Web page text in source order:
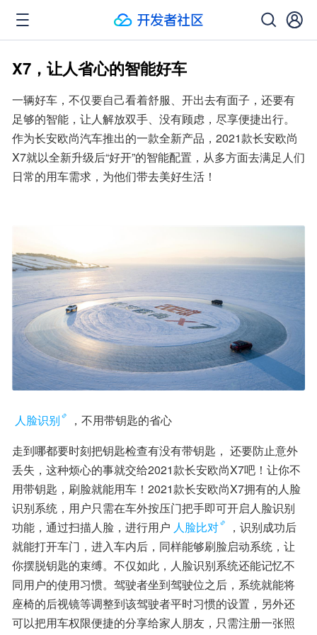
X7，让人省心的智能好车
一辆好车，不仅要自己看着舒服、开出去有面子，还要有
足够的智能，让人解放双手、没有顾虑，尽享便捷出行。
作为长安欧尚汽车推出的一款全新产品，2021款长安欧尚
X7就以全新升级后“好开”的智能配置，从多方面去满足人们
日常的用车需求，为他们带去美好生活！
人脸识别
，不用带钥匙的省心
走到哪都要时刻把钥匙检查有没有带钥匙， 还要防止意外
丢失，这种烦心的事就交给2021款长安欧尚X7吧！让你不
用带钥匙，刷脸就能用车！2021款长安欧尚X7拥有的人脸
识别系统，用户只需在车外按压门把手即可开启人脸识别
功能，通过扫描人脸，进行用户 人脸比对
，识别成功后
就能打开车门，进入车内后，同样能够刷脸启动系统，让
你摆脱钥匙的束缚。不仅如此，人脸识别系统还能记忆不
同用户的使用习惯。驾驶者坐到驾驶位之后，系统就能将
座椅的后视镜等调整到该驾驶者平时习惯的设置，另外还
可以把用车权限便捷的分享给家人朋友，只需注册一张照